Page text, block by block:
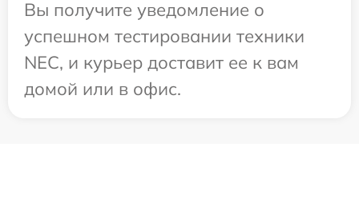
Вы получите уведомление о
успешном тестировании техники
NEC, и курьер доставит ее к вам
домой или в офис.